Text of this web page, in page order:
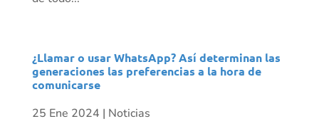
¿Llamar o usar WhatsApp? Así determinan las
generaciones las preferencias a la hora de
comunicarse
25 Ene 2024 | Noticias